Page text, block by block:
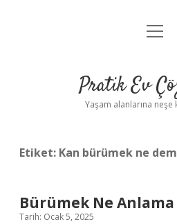
Anasayfa
Yasal
Pratik Ev
Yaşam alanlarına
Etiket: Kan bürümek ne
Bürümek Ne
Tarih: Ocak 5, 2025